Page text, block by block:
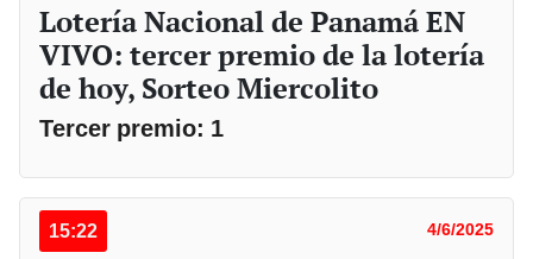
Lotería Nacional de Panamá EN
VIVO: tercer premio de la lotería
de hoy, Sorteo Miercolito
Tercer premio: 1
15:22 4/6/2025